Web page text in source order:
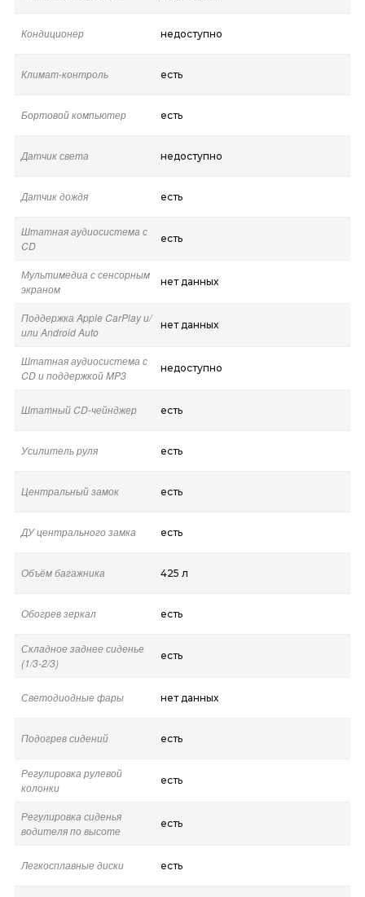
Кондиционер недоступно
Климат-контроль есть
Бортовой компьютер есть
Датчик света недоступно
Датчик дождя есть
Штатная аудиосистема с
CD
есть
Мультимедиа с сенсорным
экраном
нет данных
Поддержка Apple CarPlay и/
или Android Auto
нет данных
Штатная аудиосистема с
CD и поддержкой MP3
недоступно
Штатный CD-чейнджер есть
Усилитель руля есть
Центральный замок есть
ДУ центрального замка есть
Объём багажника 425 л
Обогрев зеркал есть
Складное заднее сиденье
(1/3-2/3)
есть
Светодиодные фары нет данных
Подогрев сидений есть
Регулировка рулевой
колонки
есть
Регулировка сиденья
водителя по высоте
есть
Легкосплавные диски есть